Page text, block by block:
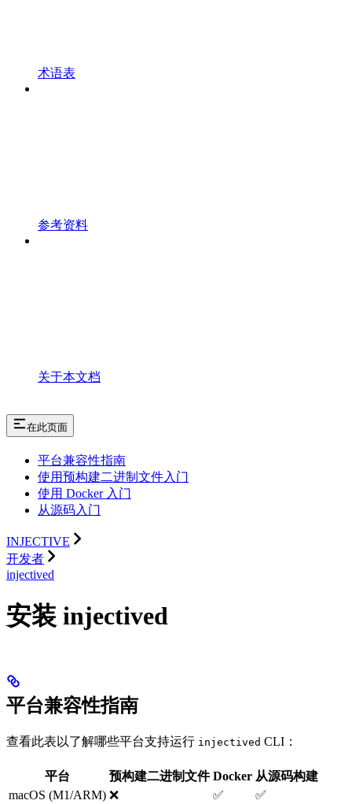
术语表
参考资料
关于本文档
在此页面
平台兼容性指南
使用预构建二进制文件入门
使用 Docker 入门
从源码入门
INJECTIVE
开发者
injectived
安装 injectived
平台兼容性指南
查看此表以了解哪些平台支持运行 injectived CLI：
平台 预构建二进制文件 Docker 从源码构建
macOS (M1/ARM) ❌ ✅
✅